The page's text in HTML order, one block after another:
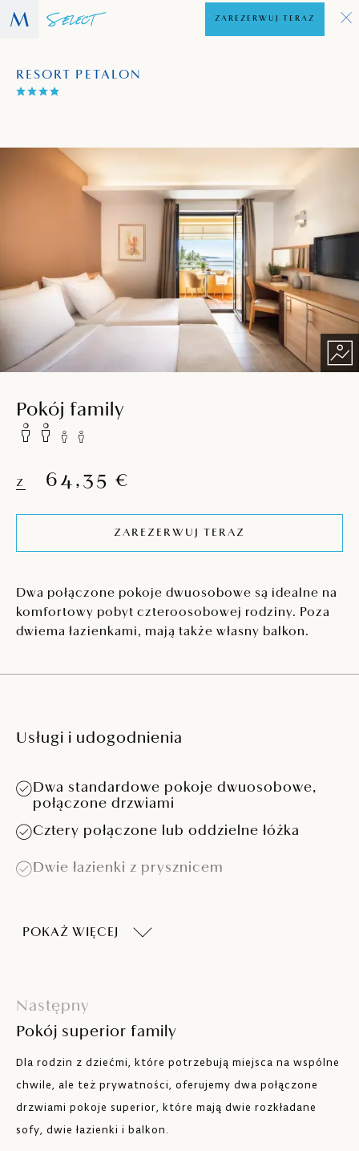
RESORT PETALON
ZAREZERWUJ TERAZ
Pokój family
Z 64,35 €
ZAREZERWUJ TERAZ
Dwa połączone pokoje dwuosobowe są idealne na
komfortowy pobyt czteroosobowej rodziny. Poza
dwiema łazienkami, mają także własny balkon.
Usługi i udogodnienia
Dwa standardowe pokoje dwuosobowe,
połączone drzwiami
Cztery połączone lub oddzielne łóżka
Dwie łazienki z prysznicem
Lodówka
Suszarka do włosów
Balkon
POKAŻ WIĘCEJ
Następny
Pokój superior family
Dla rodzin z dziećmi, które potrzebują miejsca na wspólne
chwile, ale też prywatności, oferujemy dwa połączone
drzwiami pokoje superior, które mają dwie rozkładane
sofy, dwie łazienki i balkon.